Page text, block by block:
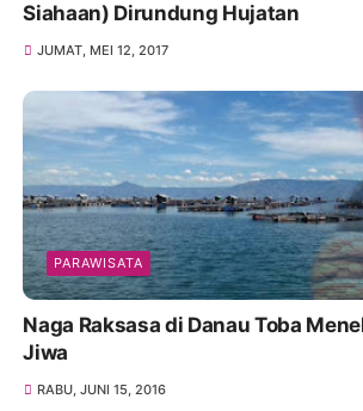
Siahaan) Dirundung Hujatan
JUMAT, MEI 12, 2017
PARAWISATA
Naga Raksasa di Danau Toba
Jiwa
RABU, JUNI 15, 2016